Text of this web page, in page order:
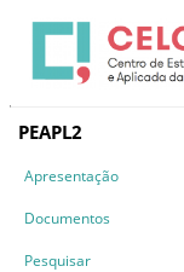
PEAPL2
Apresentação
Documentos
Pesquisar